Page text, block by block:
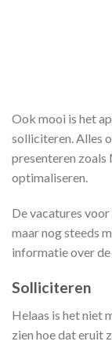
Ook mooi is het
solliciteren. Alles
presenteren zoals
optimaliseren.
De vacatures
maar nog steeds
informatie over
Solliciteren
Helaas is het niet
zien hoe dat eruit